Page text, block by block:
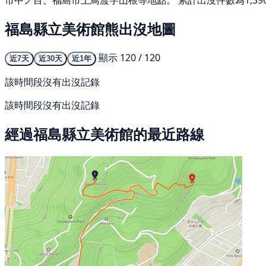
福島縣立美術館熊出沒地圖
近7天 近30天 近1年
顯示 120 / 120
該時間段沒有出沒記錄
該時間段沒有出沒記錄
經過福島縣立美術館的最近路線